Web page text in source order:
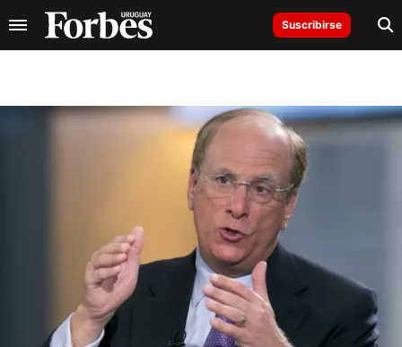
Suscribirse